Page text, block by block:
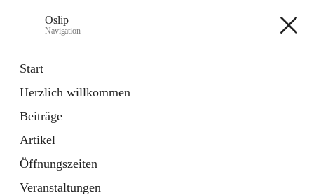
Oslip
Navigation
Start
Herzlich willkommen
Beiträge
Artikel
Öffnungszeiten
Veranstaltungen
Externe Webseite
in
Tab
Bundeskanzleramt Österreich
Externe Webseite
öffnet
in
neuem
Tab